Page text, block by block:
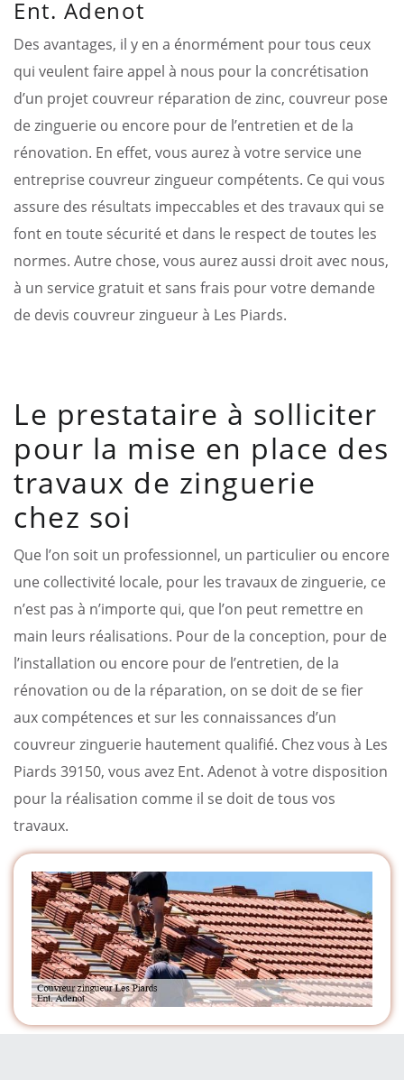
Ent. Adenot
Des avantages, il y en a énormément pour tous ceux
qui veulent faire appel à nous pour la concrétisation
d’un projet couvreur réparation de zinc, couvreur pose
de zinguerie ou encore pour de l’entretien et de la
rénovation. En effet, vous aurez à votre service une
entreprise couvreur zingueur compétents. Ce qui vous
assure des résultats impeccables et des travaux qui se
font en toute sécurité et dans le respect de toutes les
normes. Autre chose, vous aurez aussi droit avec nous,
à un service gratuit et sans frais pour votre demande
de devis couvreur zingueur à Les Piards.
Le prestataire à solliciter
pour la mise en place des
travaux de zinguerie
chez soi
Que l’on soit un professionnel, un particulier ou encore
une collectivité locale, pour les travaux de zinguerie, ce
n’est pas à n’importe qui, que l’on peut remettre en
main leurs réalisations. Pour de la conception, pour de
l’installation ou encore pour de l’entretien, de la
rénovation ou de la réparation, on se doit de se fier
aux compétences et sur les connaissances d’un
couvreur zinguerie hautement qualifié. Chez vous à Les
Piards 39150, vous avez Ent. Adenot à votre disposition
pour la réalisation comme il se doit de tous vos
travaux.